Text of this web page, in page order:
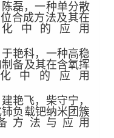
磊，一种单分散
合成方法及其在
中的应用
艳科，一种高稳
备及其在含氧挥
中的应用
艳飞，柴守宁，
负载钯纳米团簇
方法与应用